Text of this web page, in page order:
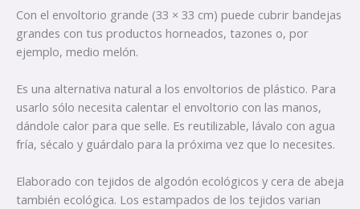
Con el envoltorio grande (33 × 33 cm) puede cubrir bandejas
grandes con tus productos horneados, tazones o, por
ejemplo, medio melón.
Es una alternativa natural a los envoltorios de plástico. Para
usarlo sólo necesita calentar el envoltorio con las manos,
dándole calor para que selle. Es reutilizable, lávalo con agua
fría, sécalo y guárdalo para la próxima vez que lo necesites.
Elaborado con tejidos de algodón ecológicos y cera de abeja
también ecológica. Los estampados de los tejidos varian